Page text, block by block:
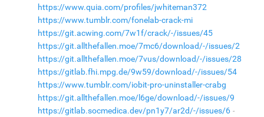
https://www.quia.com/profiles/jwhiteman372
https://www.tumblr.com/fonelab-crack-mi
https://git.acwing.com/7w1f/crack/-/issues/45
https://git.allthefallen.moe/7mc6/download/-/issues/2
https://git.allthefallen.moe/7vus/download/-/issues/28
https://gitlab.fhi.mpg.de/9w59/download/-/issues/54
https://www.tumblr.com/iobit-pro-uninstaller-crabg
https://git.allthefallen.moe/l6ge/download/-/issues/9
https://gitlab.socmedica.dev/pn1y7/ar2d/-/issues/6